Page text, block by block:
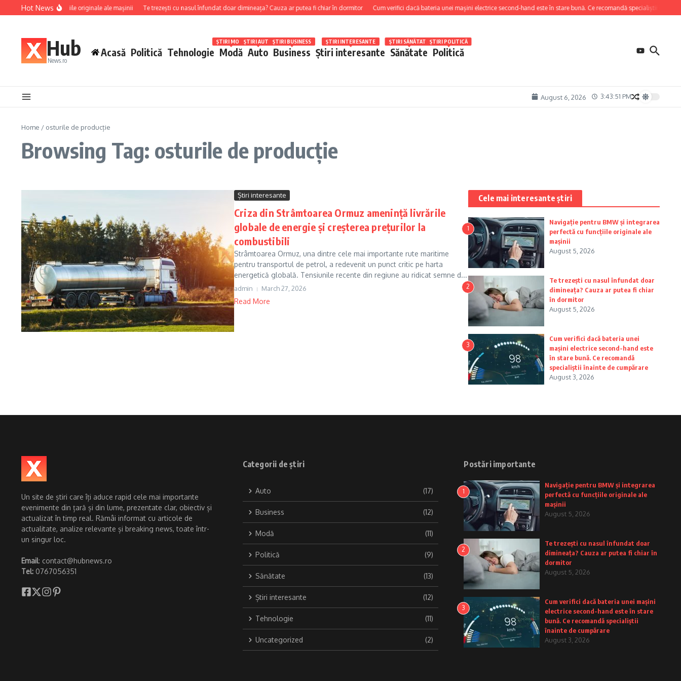
Skip to content
Hot News
perfectă cu funcțiile originale ale mașinii Te trezești cu nasul înfundat doar dimineața? Cauza ar putea fi chiar în dormitor Cum verifici dacă bateria unei mașini electrice second-hand este în stare bună. Ce recomandă specialiștii înainte
Hub
News.ro
Acasă Politică Tehnologie Modă
ȘTIRI MODĂ
Auto
ȘTIRI AUTO
Business
ȘTIRI BUSINESS
Știri interesante
ȘTIRI INTERESANTE
Sănătate
ȘTIRI SĂNĂTATE
Politică
ȘTIRI POLITICĂ
August 6, 2026 3:43:52 PM
Home / osturile de producție
Browsing Tag: osturile de producție
Știri interesante
Criza din Strâmtoarea Ormuz amenință livrările
globale de energie și creșterea prețurilor la
combustibili
Strâmtoarea Ormuz, una dintre cele mai importante rute maritime
pentru transportul de petrol, a redevenit un punct critic pe harta
energetică globală. Tensiunile recente din regiune au ridicat semne d...
admin March 27, 2026
Read More
Cele mai interesante știri
1
Navigație pentru BMW și integrarea
perfectă cu funcțiile originale ale
mașinii
August 5, 2026
2
Te trezești cu nasul înfundat doar
dimineața? Cauza ar putea fi chiar
în dormitor
August 5, 2026
3
Cum verifici dacă bateria unei
mașini electrice second-hand este
în stare bună. Ce recomandă
specialiștii înainte de cumpărare
August 3, 2026
Un site de știri care îți aduce rapid cele mai importante
evenimente din țară și din lume, prezentate clar, obiectiv și
actualizat în timp real. Rămâi informat cu articole de
actualitate, analize relevante și breaking news, toate într-
un singur loc.
Email: contact@hubnews.ro
Tel: 0767056351
Categorii de știri
Auto (17)
Business (12)
Modă (11)
Politică (9)
Sănătate (13)
Știri interesante (12)
Tehnologie (11)
Uncategorized (2)
Postări importante
1
Navigație pentru BMW și integrarea
perfectă cu funcțiile originale ale
mașinii
August 5, 2026
2
Te trezești cu nasul înfundat doar
dimineața? Cauza ar putea fi chiar în
dormitor
August 5, 2026
3
Cum verifici dacă bateria unei mașini
electrice second-hand este în stare
bună. Ce recomandă specialiștii
înainte de cumpărare
August 3, 2026